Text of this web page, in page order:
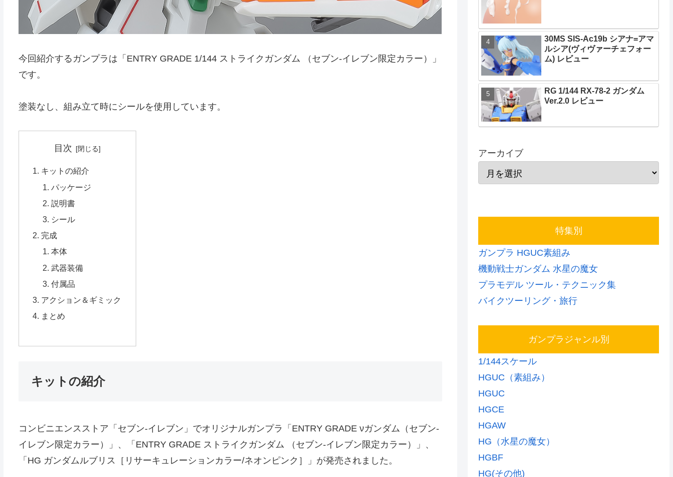
今回紹介するガンプラは「ENTRY GRADE 1/144 ストライクガンダム （セブン-イレブン限定カラー）」
です。
塗装なし、組み立て時にシールを使用しています。
目次
キットの紹介
パッケージ
説明書
シール
完成
本体
武器装備
付属品
アクション＆ギミック
まとめ
キットの紹介
コンビニエンスストア「セブン-イレブン」でオリジナルガンプラ「ENTRY GRADE νガンダム（セブン-
イレブン限定カラー）」、「ENTRY GRADE ストライクガンダム （セブン-イレブン限定カラー）」、
「HG ガンダムルブリス［リサーキュレーションカラー/ネオンピンク］」が発売されました。
30MS SIS-Ac19b シアナ=アマ
ルシア(ヴィヴァーチェフォー
ム) レビュー
RG 1/144 RX-78-2 ガンダム
Ver.2.0 レビュー
アーカイブ
特集別
ガンプラ HGUC素組み
機動戦士ガンダム 水星の魔女
プラモデル ツール・テクニック集
バイクツーリング・旅行
ガンプラジャンル別
1/144スケール
HGUC（素組み）
HGUC
HGCE
HGAW
HG（水星の魔女）
HGBF
HG(その他)